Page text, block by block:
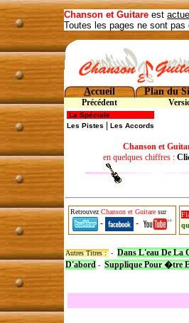
Chanson et Guitare est
Toutes les pages ne sont pas
Accueil Plan du
Précédent
La Spéciale
Les Pistes
Les Accords
Chanson et
en quelques chiffres :
Retrouvez Chanson et Guitare sur
- -
Autres Titres : - Dans L'eau De La
D'abord - Supplique Pour